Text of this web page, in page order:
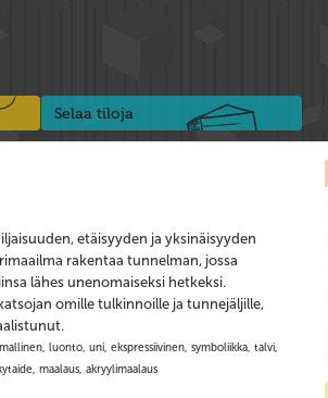
Selaa tiloja
etäisyyden ja yksinäisyyden
rakentaa tunnelman, jossa
lähes unenomaiseksi hetkeksi.
omille tulkinnoille ja tunnejäljille,
luonto, uni, ekspressiivinen, symboliikka, talvi,
maalaus, akryylimaalaus